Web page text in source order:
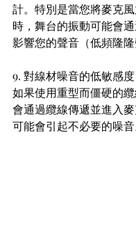
計。特別是當您將麥克
時，舞台的振動可能會
影響您的聲音（低頻隆隆
9. 對線材噪音的低敏感度
如果使用重型而僵硬的
會通過纜線傳遞並進入
可能會引起不必要的噪音